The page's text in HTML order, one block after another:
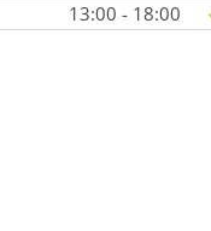
13:00 - 18:00